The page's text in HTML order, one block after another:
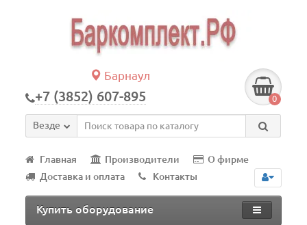
Барнаул
+7 (3852) 607-895 0
Везде
Главная Производители
О фирме
Доставка и оплата
Контакты
Купить оборудование